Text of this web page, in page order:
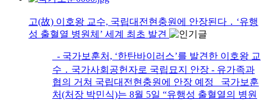
고(故) 이호왕 교수, 국립대전현충원에 안장된다 ․ ‘유행
성 출혈열 병원체’ 세계 최초 발견
- 국가보훈처, ‘한탄바이러스’를 발견한 이호왕 교
수 ․ 국가사회공헌자로 국립묘지 안장 - 유가족과
협의 거쳐 국립대전현충원에 안장 예정 국가보훈
처(처장 박민식)는 8월 5일 “유행성 출혈열의 병원